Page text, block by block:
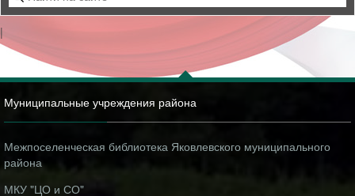
|
Муниципальные учреждения района
Межпоселенческая библиотека Яковлевского муниципального
района
МКУ "ЦО и СО"